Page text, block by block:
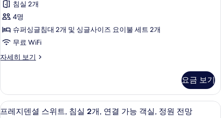
전
망
사
진
모
기
코
니,
정
원
전
자
보
기
위
트,
침
2
연
결
가
침실 2개
4명
슈퍼싱글침대 2개 및 싱글사이즈 요이불 세트 2개
무료 WiFi
자세히 보기
패
위
트,
침
요금 보기
프
프레지덴셜 스위트, 침실 2개, 연결 가
13
프레지덴셜 스위트, 침실 2개, 연결 가능 객실, 정원 전망